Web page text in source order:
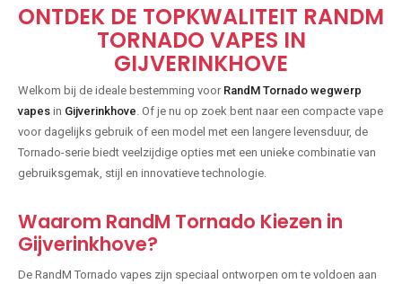
ONTDEK DE TOPKWALITEIT RANDM
TORNADO VAPES IN
GIJVERINKHOVE
Welkom bij de ideale bestemming voor RandM Tornado wegwerp
vapes in Gijverinkhove . Of je nu op zoek bent naar een compacte vape
voor dagelijks gebruik of een model met een langere levensduur, de
Tornado-serie biedt veelzijdige opties met een unieke combinatie van
gebruiksgemak, stijl en innovatieve technologie.
Waarom RandM Tornado Kiezen in
Gijverinkhove?
De RandM Tornado vapes zijn speciaal ontworpen om te voldoen aan